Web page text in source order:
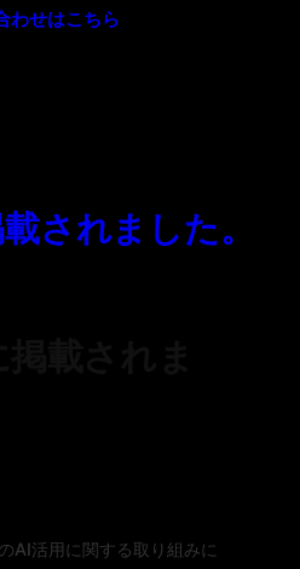
わせはこちら
されました。
AI活用に関する取り組みに